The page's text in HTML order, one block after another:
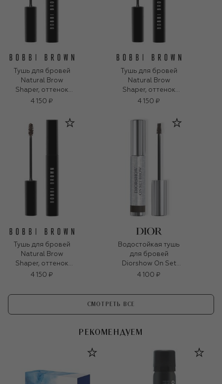
Тушь для бровей
Natural Brow
Shaper, оттенок
Soft Black (3g)
4 150 ₽
Тушь для бровей
Natural Brow
Shaper, оттенок
Soft Black (3g)
4 150 ₽
Тушь для бровей
Natural Brow
Shaper, оттенок
Espresso (3g)
4 150 ₽
Водостойкая тушь
для бровей
Diorshow On Set
Brow, оттенок 05
4 100 ₽
СМОТРЕТЬ ВСЕ
РЕКОМЕНДУЕМ